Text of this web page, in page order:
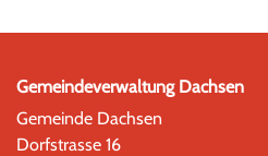
Gemeindeverwaltung Dachsen
Gemeinde Dachsen
Dorfstrasse 16